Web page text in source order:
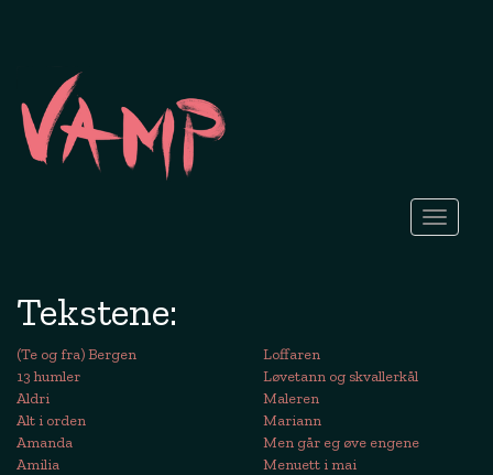
Toggle
Tekstene:
(Te og fra) Bergen
13 humler
Aldri
Alt i orden
Amanda
Amilia
Loffaren
Løvetann og skvallerkål
Maleren
Mariann
Men går eg øve engene
Menuett i mai